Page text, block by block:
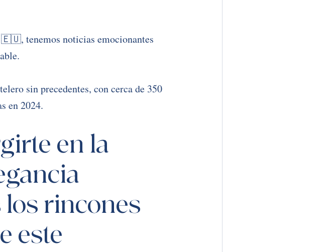
🇪🇺, tenemos noticias emocionantes
sin precedentes, con cerca de 350
en 2024.
en la
rincones
este